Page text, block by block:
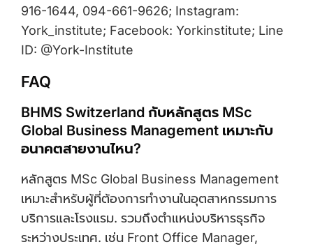
916-1644, 094-661-9626; Instagram:
York_institute; Facebook: Yorkinstitute; Line
ID: @York-Institute
FAQ
BHMS Switzerland กับหลักสูตร MSc
Global Business Management เหมาะกับ
อนาคตสายงานไหน?
หลักสูตร MSc Global Business Management
เหมาะสำหรับผู้ที่ต้องการทำงานในอุตสาหกรรมการ
บริการและโรงแรม. รวมถึงตำแหน่งบริหารธุรกิจ
ระหว่างประเทศ. เช่น Front Office Manager,